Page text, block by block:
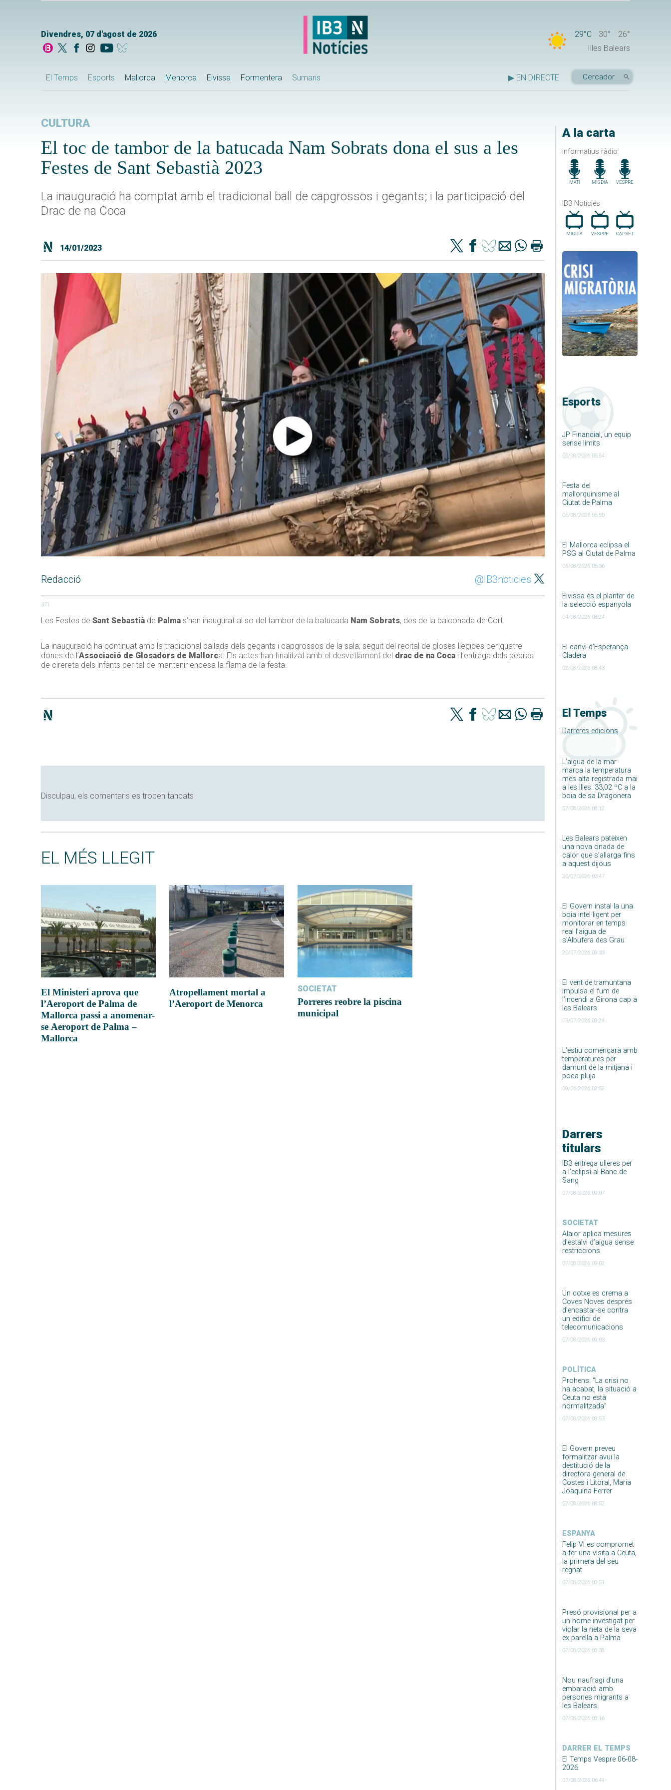
Divendres, 07 d'agost de 2026 29°C 30°
26°
Illes Balears
El Temps Esports Mallorca Menorca Eivissa Formentera Sumaris ▶ EN DIRECTE
A la carta
informatius ràdio
MATÍ MIGDIA VESPRE
IB3 Noticies
MIGDIA VESPRE CAP.SET
Esports
JP Financial, un equip
sense límits
06/08/2026 05:54
Festa del
mallorquinisme al
Ciutat de Palma
06/08/2026 05:50
El Mallorca eclipsa el
PSG al Ciutat de Palma
06/08/2026 05:36
Eivissa és el planter de
la selecció espanyola
04/08/2026 08:24
El canvi d’Esperança
Cladera
02/08/2026 08:43
El Temps
Darreres edicions
L’aigua de la mar
marca la temperatura
més alta registrada mai
a les Illes: 33,02 ºC a la
boia de sa Dragonera
07/08/2026 08:12
Les Balears pateixen
una nova onada de
calor que s’allarga fins
a aquest dijous
20/07/2026 03:47
El Govern instal·la una
boia intel·ligent per
monitorar en temps
real l’aigua de
s’Albufera des Grau
20/07/2026 09:33
El vent de tramuntana
impulsa el fum de
l’incendi a Girona cap a
les Balears
03/07/2026 09:24
L’estiu començarà amb
temperatures per
damunt de la mitjana i
poca pluja
09/06/2026 02:52
Darrers
titulars
IB3 entrega ulleres per
a l’eclipsi al Banc de
Sang
07/08/2026 09:07
SOCIETAT
Alaior aplica mesures
d’estalvi d’aigua sense
restriccions
07/08/2026 09:02
Un cotxe es crema a
Coves Noves després
d’encastar-se contra
un edifici de
telecomunicacions
07/08/2026 09:03
POLÍTICA
Prohens: “La crisi no
ha acabat, la situació a
Ceuta no està
normalitzada”
07/08/2026 08:53
El Govern preveu
formalitzar avui la
destitució de la
directora general de
Costes i Litoral, Maria
Joaquina Ferrer
07/08/2026 08:52
ESPANYA
Felip VI es compromet
a fer una visita a Ceuta,
la primera del seu
regnat
07/08/2026 08:51
Presó provisional per a
un home investigat per
violar la neta de la seva
ex parella a Palma
07/08/2026 08:38
Nou naufragi d’una
embaració amb
persones migrants a
les Balears
07/08/2026 08:16
DARRER EL TEMPS
El Temps Vespre 06-08-
2026
07/08/2026 06:49
CULTURA
El toc de tambor de la batucada Nam Sobrats dona el sus a les
Festes de Sant Sebastià 2023
La inauguració ha comptat amb el tradicional ball de capgrossos i gegants; i la participació del
Drac de na Coca
14/01/2023
Redacció @IB3noticies
371
Les Festes de Sant Sebastià de Palma s’han inaugurat al so del tambor de la batucada Nam Sobrats, des de la balconada de Cort.
La inauguració ha continuat amb la tradicional ballada dels gegants i capgrossos de la sala; seguit del recital de gloses llegides per quatre
dones de l’Associació de Glosadors de Mallorca. Els actes han finalitzat amb el desvetlament del drac de na Coca i l’entrega dels pebres
de cirereta dels infants per tal de mantenir encesa la flama de la festa.
Disculpau, els comentaris es troben tancats
EL MÉS LLEGIT
El Ministeri aprova que
l’Aeroport de Palma de
Mallorca passi a anomenar-
se Aeroport de Palma –
Mallorca
Atropellament mortal a
l’Aeroport de Menorca
SOCIETAT
Porreres reobre la piscina
municipal